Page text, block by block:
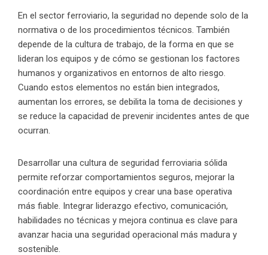
En el sector ferroviario, la seguridad no depende solo de la
normativa o de los procedimientos técnicos. También
depende de la cultura de trabajo, de la forma en que se
lideran los equipos y de cómo se gestionan los factores
humanos y organizativos en entornos de alto riesgo.
Cuando estos elementos no están bien integrados,
aumentan los errores, se debilita la toma de decisiones y
se reduce la capacidad de prevenir incidentes antes de que
ocurran.
Desarrollar una cultura de seguridad ferroviaria sólida
permite reforzar comportamientos seguros, mejorar la
coordinación entre equipos y crear una base operativa
más fiable. Integrar liderazgo efectivo, comunicación,
habilidades no técnicas y mejora continua es clave para
avanzar hacia una seguridad operacional más madura y
sostenible.